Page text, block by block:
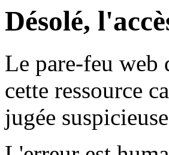
Désolé,
Le pare-feu web
cette ressource
jugée